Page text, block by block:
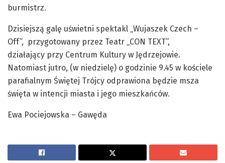
burmistrz.
Dzisiejszą galę uświetni spektakl „Wujaszek Czech –
Off”, przygotowany przez Teatr „CON TEXT”,
działający przy Centrum Kultury w Jędrzejowie.
Natomiast jutro, (w niedzielę) o godzinie 9.45 w kościele
parafialnym Świętej Trójcy odprawiona będzie msza
święta w intencji miasta i jego mieszkańców.
Ewa Pociejowska – Gawęda